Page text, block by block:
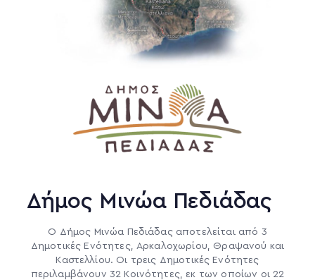
Δήμος Μινώα Πεδιάδας
Ο Δήμος Μινώα Πεδιάδας αποτελείται από 3
Δημοτικές Ενότητες, Αρκαλοχωρίου, Θραψανού και
Καστελλίου. Οι τρεις Δημοτικές Ενότητες
περιλαμβάνουν 32 Κοινότητες, εκ των οποίων οι 22